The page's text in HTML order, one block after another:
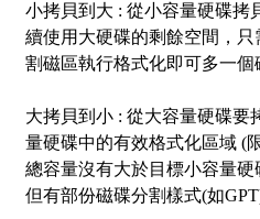
小拷貝到大 : 從小容量硬碟拷
續使用大硬碟的剩餘空間，
割磁區執行格式化即可多一個
大拷貝到小 : 從大容量硬碟要
量硬碟中的有效格式化區域 (
總容量沒有大於目標小容量硬
但有部份磁碟分割樣式(如